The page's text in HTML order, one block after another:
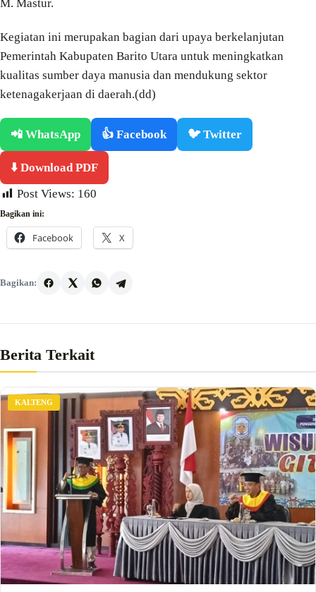
M. Mastur.
Kegiatan ini merupakan bagian dari upaya berkelanjutan
Pemerintah Kabupaten Barito Utara untuk meningkatkan
kualitas sumber daya manusia dan mendukung sektor
ketenagakerjaan di daerah.(dd)
📲 WhatsApp 👍 Facebook 🐦 Twitter
⬇️ Download PDF
Post Views: 160
Bagikan ini:
Facebook X
Bagikan:
Berita Terkait
KALTENG